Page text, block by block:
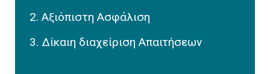
Αξιόπιστη Ασφάλιση
Δίκαιη διαχείριση Απαιτήσεων